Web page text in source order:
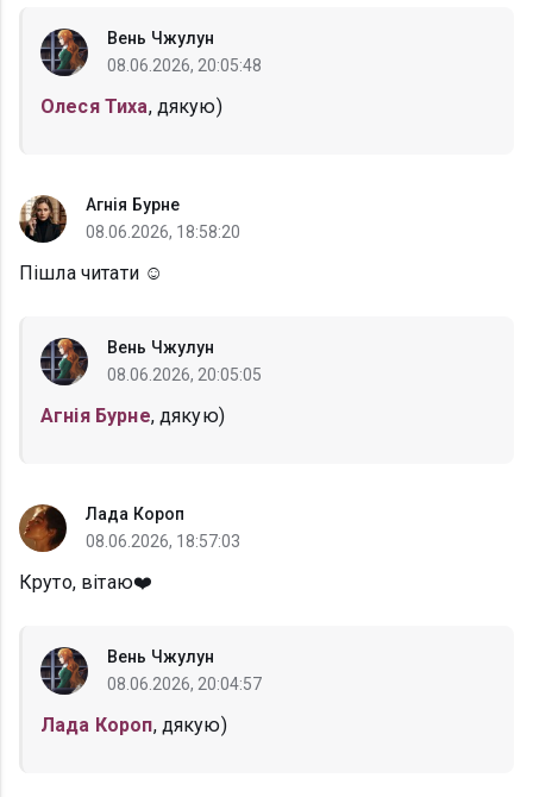
Вень Чжулун
08.06.2026, 20:05:48
Олеся Тиха, дякую)
Агнія Бурне
08.06.2026, 18:58:20
Пішла читати ☺️
Вень Чжулун
08.06.2026, 20:05:05
Агнія Бурне, дякую)
Лада Короп
08.06.2026, 18:57:03
Круто, вітаю❤️
Вень Чжулун
08.06.2026, 20:04:57
Лада Короп, дякую)